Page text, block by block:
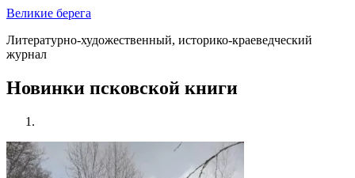
Великие берега
Литературно-художественный, историко-краеведческий
журнал
Новинки псковской книги